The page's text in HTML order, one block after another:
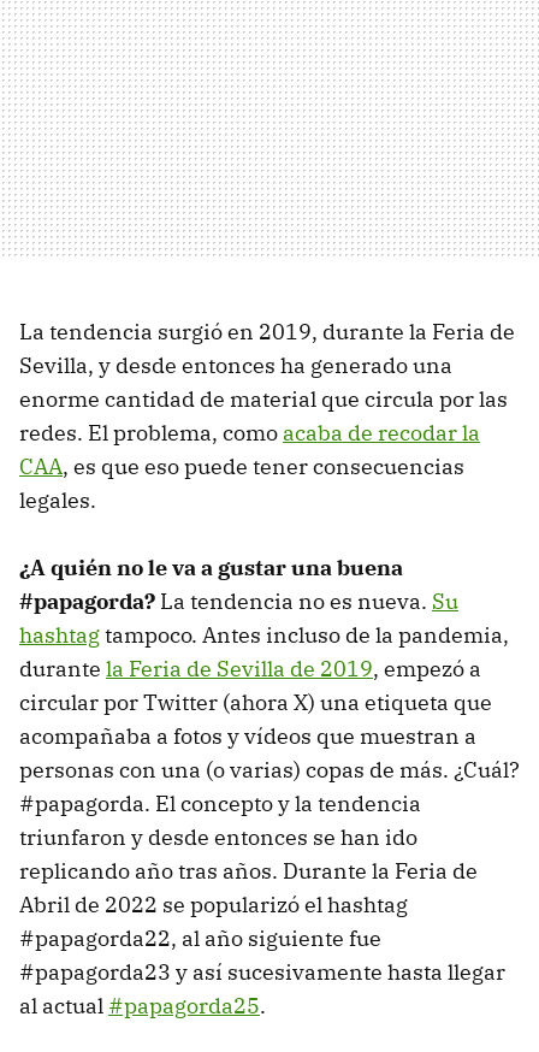
La tendencia surgió en 2019, durante la Feria de
Sevilla, y desde entonces ha generado una
enorme cantidad de material que circula por las
redes. El problema, como acaba de recodar la
CAA, es que eso puede tener consecuencias
legales.
¿A quién no le va a gustar una buena
#papagorda? La tendencia no es nueva. Su
hashtagtampoco. Antes incluso de la pandemia,
durante la Feria de Sevilla de 2019, empezó a
circular por Twitter (ahora X) una etiqueta que
acompañaba a fotos y vídeos que muestran a
personas con una (o varias) copas de más. ¿Cuál?
#papagorda. El concepto y la tendencia
triunfaron y desde entonces se han ido
replicando año tras años. Durante la Feria de
Abril de 2022 se popularizó el hashtag
#papagorda22, al año siguiente fue
#papagorda23 y así sucesivamente hasta llegar
al actual #papagorda25.